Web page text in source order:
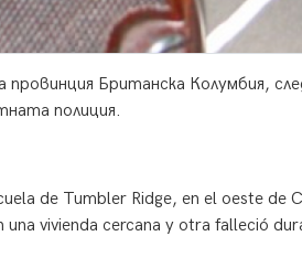
Британска Колумбия,
полиция.
de Tumbler Ridge, en el oeste de
vivienda cercana y otra falleció